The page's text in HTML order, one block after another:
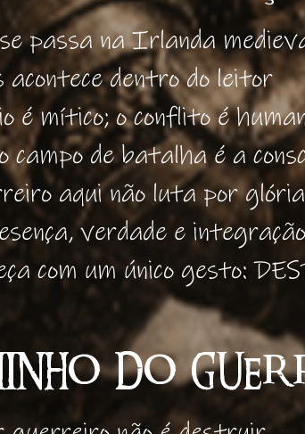
se passa na Irlanda
acontece dentro do leitor
é mítico; o conflito é
campo de batalha é a
aqui não luta por glória
verdade e
com um único gesto:
DO